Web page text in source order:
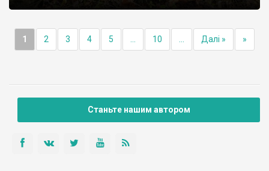
1 2 3 4 5 10 Далі » »
Станьте нашим автором